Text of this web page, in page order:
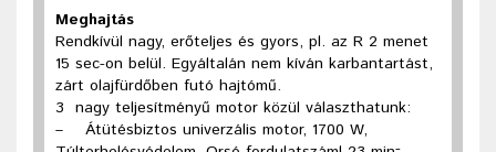
Meghajtás
Rendkívül nagy, erőteljes és gyors, pl. az R 2 menet
15 sec-on belül. Egyáltalán nem kíván karbantartást,
zárt olajfürdőben futó hajtómű.
3 nagy teljesítményű motor közül választhatunk:
–
Átütésbiztos univerzális motor, 1700 W,